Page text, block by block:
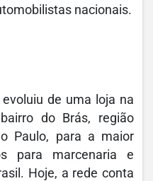
nacionais.
de uma loja na
do Brás, região
Paulo, para a maior
para marcenaria e
Hoje, a rede conta